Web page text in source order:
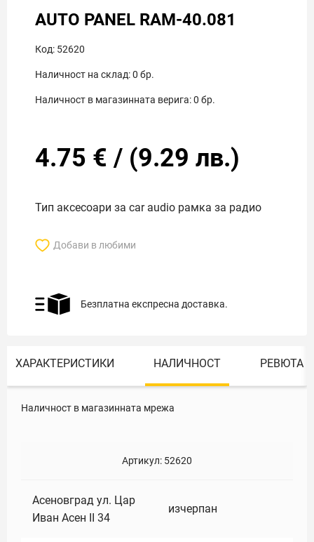
AUTO PANEL RAM-40.081
Код: 52620
Наличност на склад:0 бр.
Наличност в магазинната верига:0 бр.
4.75 € / (9.29 лв.)
Тип аксесоари за car audio рамка за радио
Добави в любими
Безплатна експресна доставка.
ХАРАКТЕРИСТИКИ НАЛИЧНОСТ РЕВЮТА
Наличност в магазинната мрежа
Артикул: 52620
Асеновград ул. Цар
Иван Асен II 34
изчерпан